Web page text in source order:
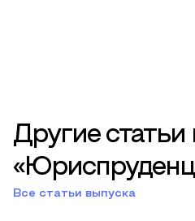
Другие статьи
Все статьи выпуска